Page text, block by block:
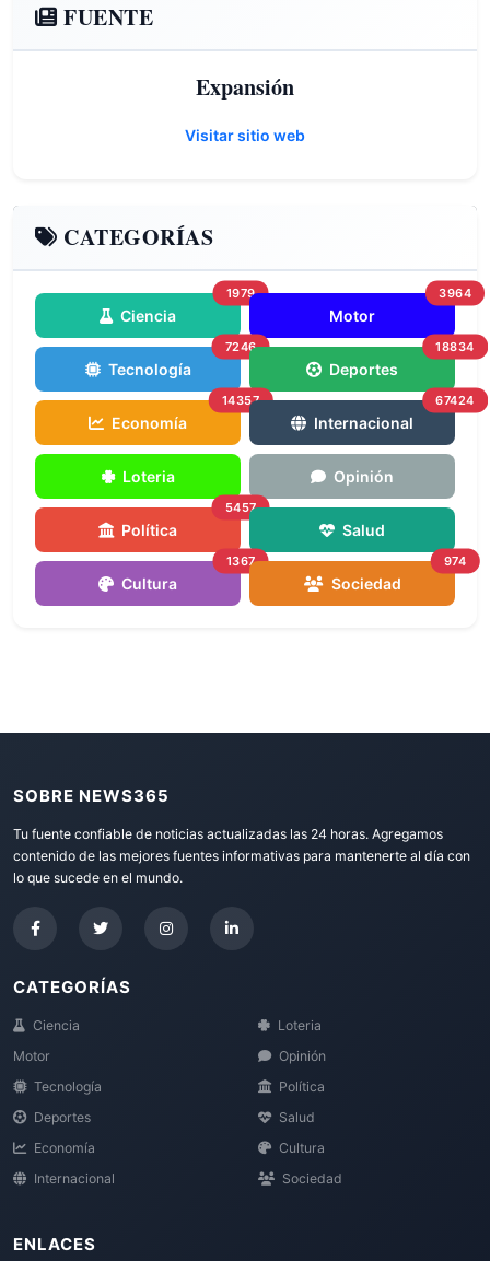
FUENTE
Expansión
Visitar sitio web
CATEGORÍAS
Ciencia
1979
Motor
3964
Tecnología
7246
Deportes
18834
Economía
14357
Internacional
67424
Loteria Opinión
Política
5457
Salud
Cultura
1367
Sociedad
974
SOBRE NEWS365
Tu fuente confiable de noticias actualizadas las 24 horas. Agregamos
contenido de las mejores fuentes informativas para mantenerte al día con
lo que sucede en el mundo.
CATEGORÍAS
Ciencia
Motor
Tecnología
Deportes
Economía
Internacional
Loteria
Opinión
Política
Salud
Cultura
Sociedad
ENLACES